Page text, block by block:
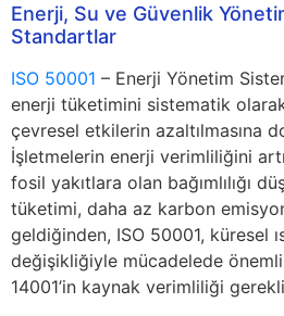
Enerji, Su ve Güvenlik
Standartlar
ISO 50001 – Enerji Yönetim
enerji tüketimini sistematik
çevresel etkilerin azaltılmasına
İşletmelerin enerji verimliliğini
fosil yakıtlara olan bağımlılığı
tüketimi, daha az karbon
geldiğinden, ISO 50001, küresel
değişikliğiyle mücadelede
14001’in kaynak verimliliği